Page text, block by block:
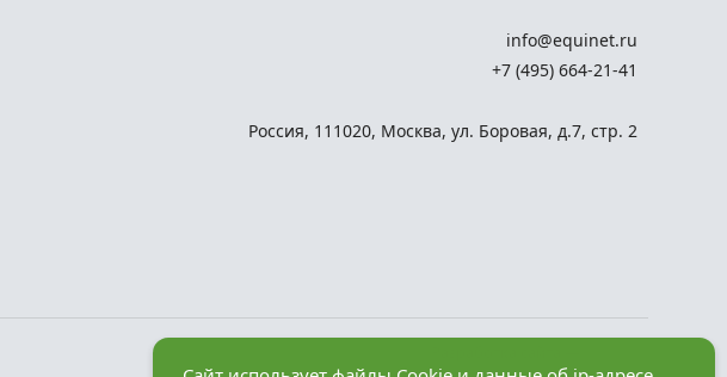
info@equinet.ru
+7 (495) 664-21-41
Россия, 111020, Москва, ул. Боровая, д.7, стр. 2